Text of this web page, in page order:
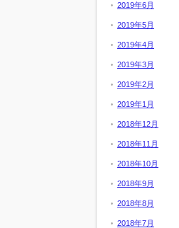
2019年6月
2019年5月
2019年4月
2019年3月
2019年2月
2019年1月
2018年12月
2018年11月
2018年10月
2018年9月
2018年8月
2018年7月